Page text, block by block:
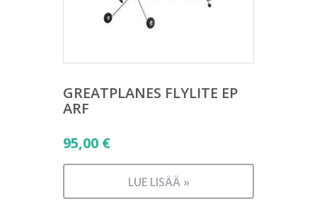
GREATPLANES FLYLITE EP
ARF
95,00 €
LUE LISÄÄ »